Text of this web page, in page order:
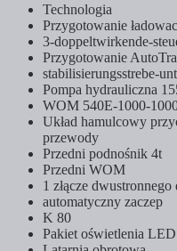
Technologia
Przygotowanie
3-doppeltwirkende-
Przygotowanie
stabilisierungsstrebe-
Pompa hydrauliczna
WOM 540E-1000-
Układ hamulcowy
przewody
Przedni podnośnik 4t
Przedni WOM
1 złącze dwustronnego
automatyczny zaczep
K 80
Pakiet oświetlenia LED